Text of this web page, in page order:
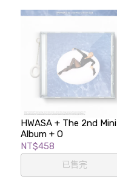
HWASA + The 2nd Mini
Album + O
NT$458
已售完